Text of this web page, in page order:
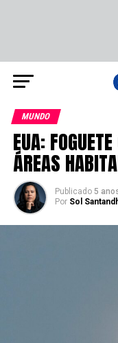
MUNDO
EUA:
ÁREAS
Publicado 5
Por Sol